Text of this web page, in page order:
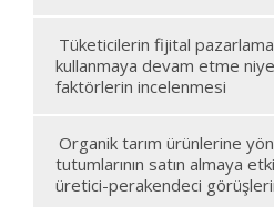
Tüketicilerin fijital pazarlama
kullanmaya devam etme
faktörlerin incelenmesi
Organik tarım ürünlerine
tutumlarının satın almaya
üretici-perakendeci